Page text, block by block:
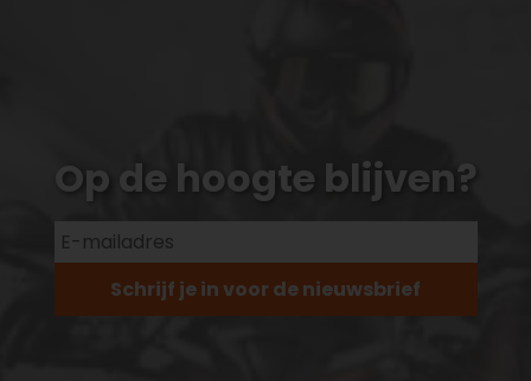
Op de hoogte blijven?
Schrijf je in voor de nieuwsbrief